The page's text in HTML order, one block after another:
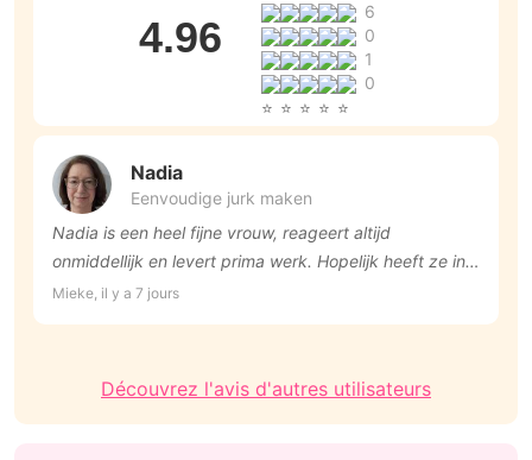
4.96
6
0
1
0
Nadia
Eenvoudige jurk maken
Nadia is een heel fijne vrouw, reageert altijd
onmiddellijk en levert prima werk. Hopelijk heeft ze in
de toekomst nog tijd om voor mij nog wat te werken!
Mieke, il y a 7 jours
Découvrez l'avis d'autres utilisateurs